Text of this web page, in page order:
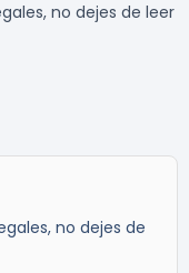
no dejes de leer
no dejes de